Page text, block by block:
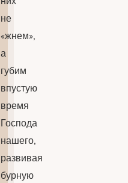
не
«жнем»,
а
губим
впустую
время
Господа
нашего,
развивая
бурную